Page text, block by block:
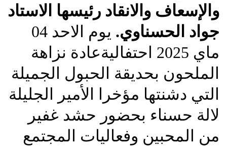
والإسعاف والانقاد رئيسها الاستاد
جواد الحسناوي.
يوم الاحد 04
ماي 2025 احتفاليةعادة نزاهة
الملحون بحديقة الحبول الجميلة
التي دشنتها مؤخرا الأمير الجليلة
لالة حسناء بحضور حشد غفير
من المحبين وفعاليات المجتمع